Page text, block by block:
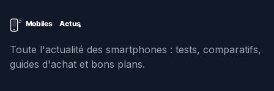
Toute l'actualité des smartphones : tests, comparatifs,
guides d'achat et bons plans.